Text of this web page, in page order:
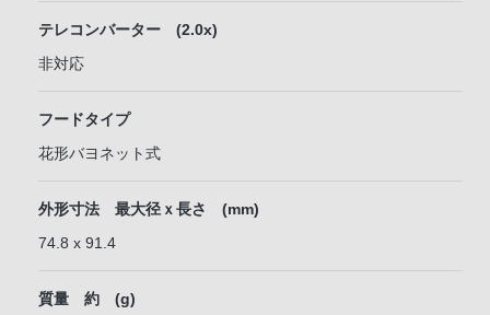
テレコンバーター (2.0x)
非対応
フードタイプ
花形バヨネット式
外形寸法 最大径ｘ長さ (mm)
74.8 x 91.4
質量 約 (g)